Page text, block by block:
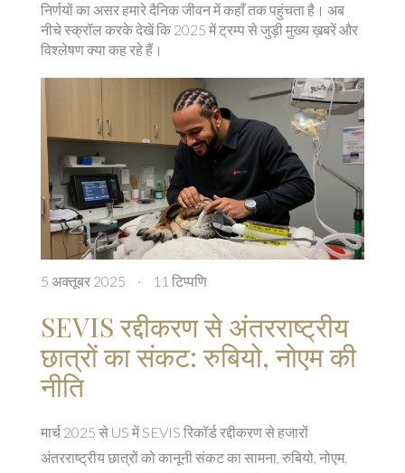
निर्णयों का असर हमारे दैनिक जीवन में कहाँ तक पहुंचता है। अब
नीचे स्क्रॉल करके देखें कि 2025 में ट्रम्प से जुड़ी मुख्य ख़बरें और
विश्लेषण क्या कह रहे हैं।
5 अक्तूबर 2025 · 11 टिप्पणि
SEVIS रद्दीकरण से अंतरराष्ट्रीय
छात्रों का संकट: रुबियो, नोएम की
नीति
मार्च 2025 से US में SEVIS रिकॉर्ड रद्दीकरण से हजारों
अंतरराष्ट्रीय छात्रों को कानूनी संकट का सामना, रुबियो, नोएम,